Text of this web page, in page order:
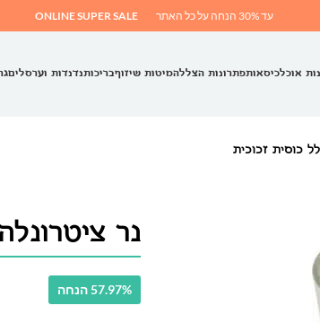
עד 30% הנחה על כל האתר ONLINE SUPER SALE
אוכלכיסאותפתרונות הצללהמיטות שיזוףבריכותנדנדות וערסלים
כוסית זכוכית
נר
57.97% הנחה